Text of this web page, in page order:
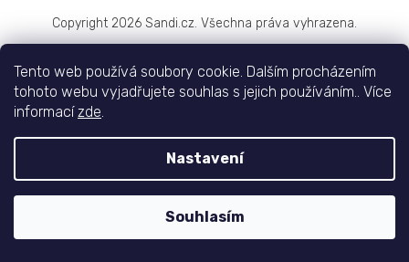
Tento web používá soubory cookie. Dalším procházením
tohoto webu vyjadřujete souhlas s jejich používáním.. Více
informacízde.
Nastavení
Souhlasím
Copyright 2026 Sandi.cz. Všechna práva vyhrazena.